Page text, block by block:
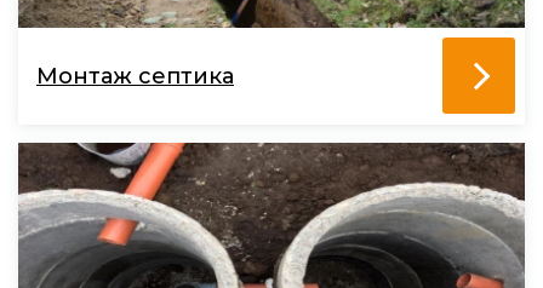
Монтаж септика